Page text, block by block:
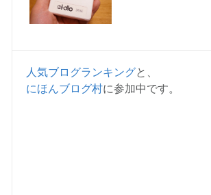
人気ブログランキングと、
にほんブログ村に参加中です。